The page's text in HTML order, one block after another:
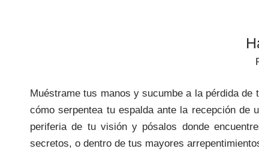
Muéstrame tus manos y sucumbe a la pérdida
cómo serpentea tu espalda ante la recepción de
periferia de tu visión y pósalos donde
secretos, o dentro de tus mayores